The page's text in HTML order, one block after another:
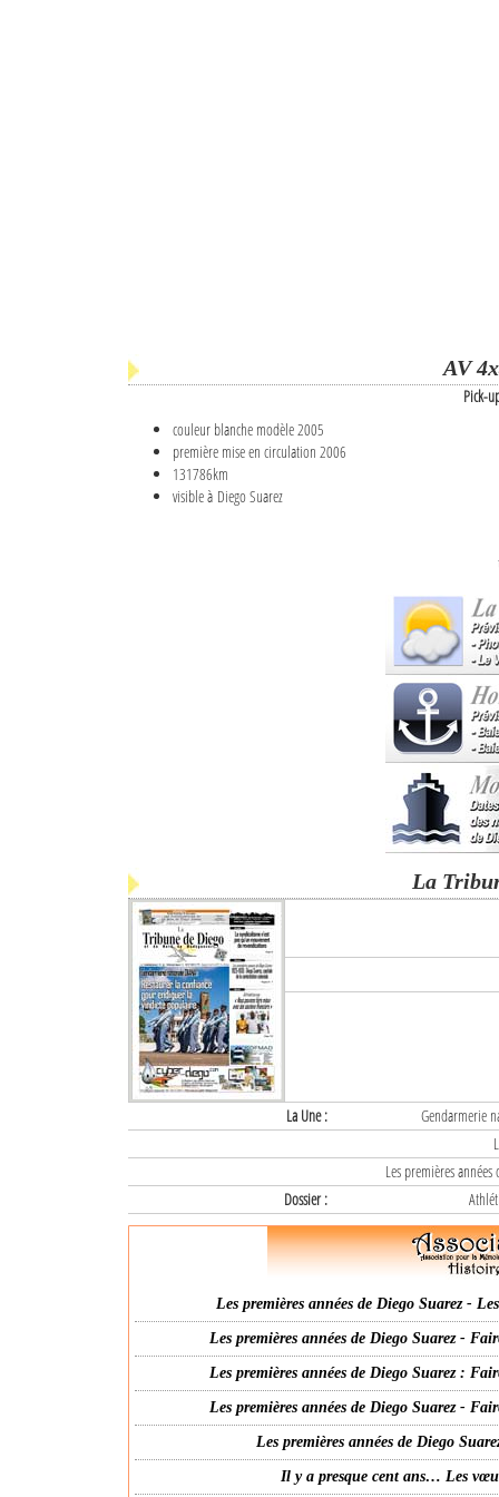
AV
Pick-
couleur blanche modèle 2005
première mise en circulation 2006
131786km
visible à Diego Suarez
La
La Une :
Gendarmerie
Les premières
Dossier :
Les premières années de Diego Suarez -
Les premières années de Diego Suarez -
Les premières années de Diego Suarez :
Les premières années de Diego Suarez -
Les premières années de Diego
Il y a presque cent ans… Les